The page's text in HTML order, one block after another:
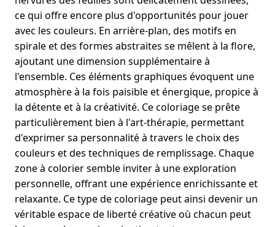
ce qui offre encore plus d'opportunités pour jouer
avec les couleurs. En arrière-plan, des motifs en
spirale et des formes abstraites se mêlent à la flore,
ajoutant une dimension supplémentaire à
l'ensemble. Ces éléments graphiques évoquent une
atmosphère à la fois paisible et énergique, propice à
la détente et à la créativité. Ce coloriage se prête
particulièrement bien à l'art-thérapie, permettant
d'exprimer sa personnalité à travers le choix des
couleurs et des techniques de remplissage. Chaque
zone à colorier semble inviter à une exploration
personnelle, offrant une expérience enrichissante et
relaxante. Ce type de coloriage peut ainsi devenir un
véritable espace de liberté créative où chacun peut